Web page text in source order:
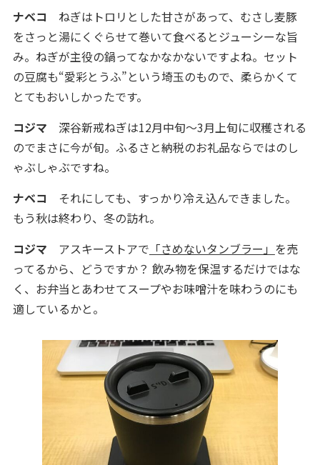
ナベコ ねぎはトロリとした甘さがあって、むさし麦豚
をさっと湯にくぐらせて巻いて食べるとジューシーな旨
み。ねぎが主役の鍋ってなかなかないですよね。セット
の豆腐も“愛彩とうふ”という埼玉のもので、柔らかくて
とてもおいしかったです。
コジマ 深谷新戒ねぎは12月中旬～3月上旬に収穫される
のでまさに今が旬。ふるさと納税のお礼品ならではのし
ゃぶしゃぶですね。
ナベコ それにしても、すっかり冷え込んできました。
もう秋は終わり、冬の訪れ。
コジマ アスキーストアで 「さめないタンブラー」 を売
ってるから、どうですか？ 飲み物を保温するだけではな
く、お弁当とあわせてスープやお味噌汁を味わうのにも
適しているかと。